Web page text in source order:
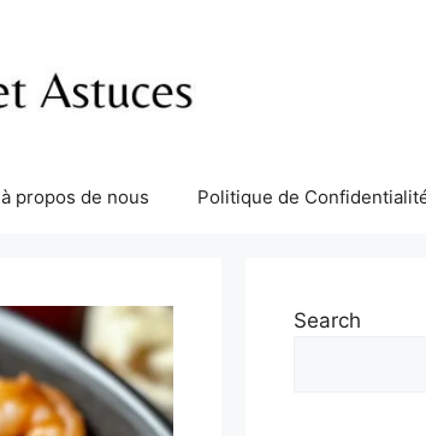
à propos de nous Politique de
Search